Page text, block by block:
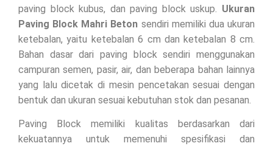
paving block kubus, dan paving block uskup. Ukuran
Paving Block Mahri Beton sendiri memiliki dua ukuran
ketebalan, yaitu ketebalan 6 cm dan ketebalan 8 cm.
Bahan dasar dari paving block sendiri menggunakan
campuran semen, pasir, air, dan beberapa bahan lainnya
yang lalu dicetak di mesin pencetakan sesuai dengan
bentuk dan ukuran sesuai kebutuhan stok dan pesanan.
Paving Block memiliki kualitas berdasarkan dari
kekuatannya untuk memenuhi spesifikasi dan